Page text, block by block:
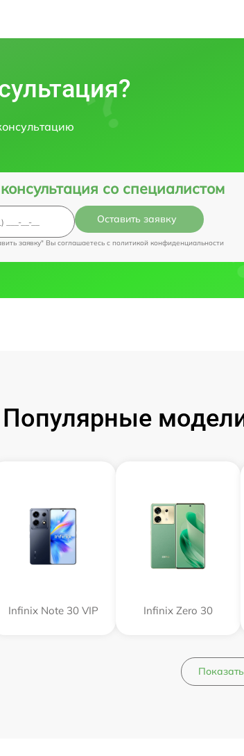
со специалистом
Оставить заявку
заявку" Вы соглашаетесь c политикой конфиденциальности
Популярные
Infinix Note 30 VIP Infinix Zero 30